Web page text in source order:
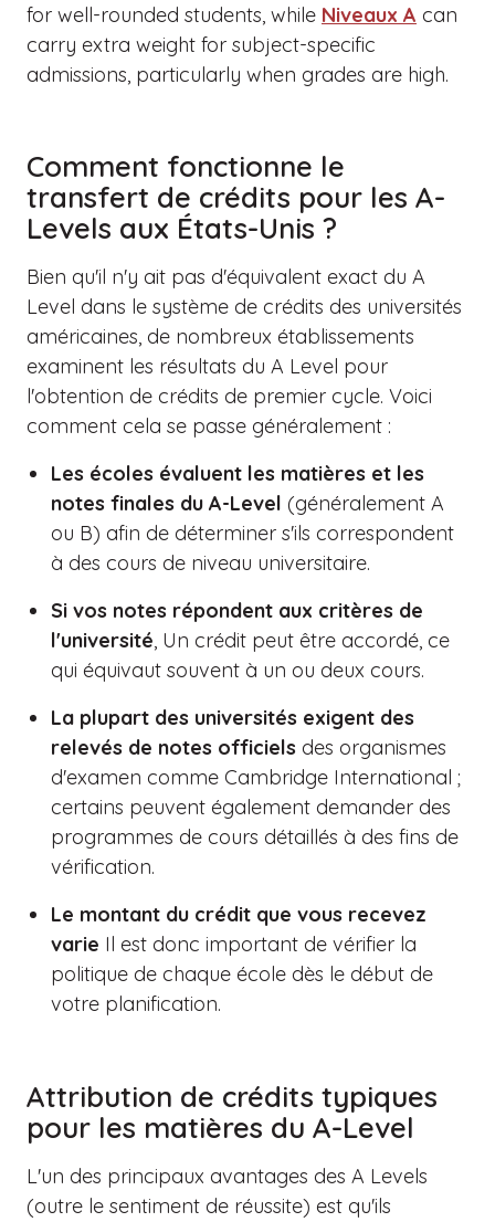
for well-rounded students, while Niveaux A can
carry extra weight for subject-specific
admissions, particularly when grades are high.
Comment fonctionne le
transfert de crédits pour les A-
Levels aux États-Unis ?
Bien qu'il n'y ait pas d'équivalent exact du A
Level dans le système de crédits des universités
américaines, de nombreux établissements
examinent les résultats du A Level pour
l'obtention de crédits de premier cycle. Voici
comment cela se passe généralement :
Les écoles évaluent les matières et les
notes finales du A-Level (généralement A
ou B) afin de déterminer s'ils correspondent
à des cours de niveau universitaire.
Si vos notes répondent aux critères de
l'université, Un crédit peut être accordé, ce
qui équivaut souvent à un ou deux cours.
La plupart des universités exigent des
relevés de notes officiels des organismes
d'examen comme Cambridge International ;
certains peuvent également demander des
programmes de cours détaillés à des fins de
vérification.
Le montant du crédit que vous recevez
varie Il est donc important de vérifier la
politique de chaque école dès le début de
votre planification.
Attribution de crédits typiques
pour les matières du A-Level
L'un des principaux avantages des A Levels
(outre le sentiment de réussite) est qu'ils